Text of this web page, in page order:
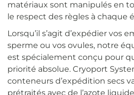
matériaux sont manipulés en
le respect des règles à chaque
Lorsqu’il s’agit d’expédier vos
sperme ou vos ovules, notre
est spécialement conçu pour
priorité absolue. Cryoport
conteneurs d’expédition secs
prétraités avec de l’azote